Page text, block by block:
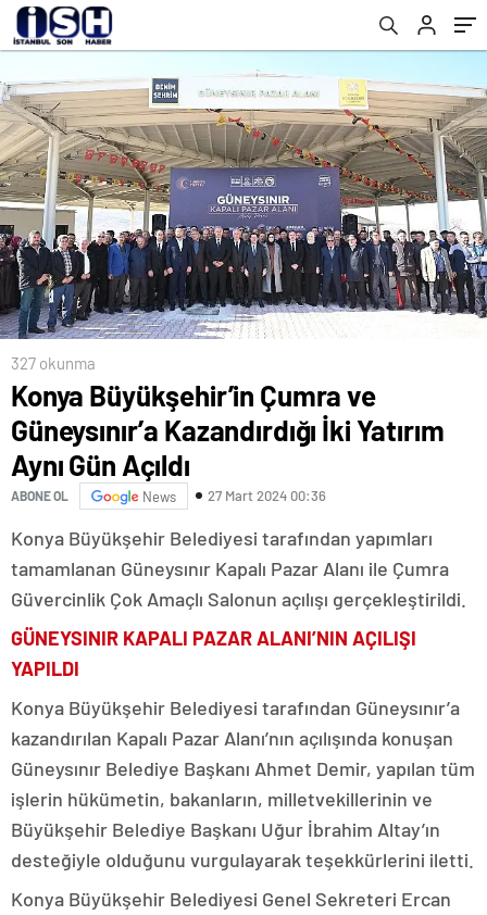
327 okunma
Konya Büyükşehir’in Çumra ve
Güneysınır’a Kazandırdığı İki Yatırım
Aynı Gün Açıldı
ABONE OL News 27 Mart 2024 00:36
Konya Büyükşehir Belediyesi tarafından yapımları
tamamlanan Güneysınır Kapalı Pazar Alanı ile Çumra
Güvercinlik Çok Amaçlı Salonun açılışı gerçekleştirildi.
GÜNEYSINIR KAPALI PAZAR ALANI’NIN AÇILIŞI
YAPILDI
Konya Büyükşehir Belediyesi tarafından Güneysınır’a
kazandırılan Kapalı Pazar Alanı’nın açılışında konuşan
Güneysınır Belediye Başkanı Ahmet Demir, yapılan tüm
işlerin hükümetin, bakanların, milletvekillerinin ve
Büyükşehir Belediye Başkanı Uğur İbrahim Altay’ın
desteğiyle olduğunu vurgulayarak teşekkürlerini iletti.
Konya Büyükşehir Belediyesi Genel Sekreteri Ercan